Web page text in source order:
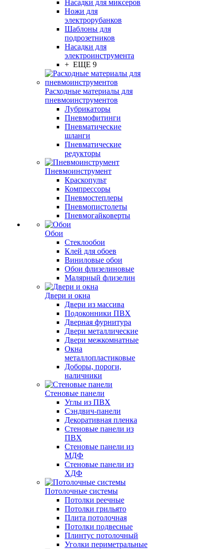
Насадки для миксеров
Ножи для
электрорубанков
Шаблоны для
подрозетников
Насадки для
электроинструмента
+ ЕЩЕ 9
Расходные материалы для
пневмоинструментов
Лубрикаторы
Пневмофитинги
Пневматические
шланги
Пневматические
редукторы
Пневмоинструмент
Краскопульт
Компрессоры
Пневмостеплеры
Пневмопистолеты
Пневмогайковерты
Обои
Стеклообои
Клей для обоев
Виниловые обои
Обои флизелиновые
Малярный флизелин
Двери и окна
Двери из массива
Подоконники ПВХ
Дверная фурнитура
Двери металлические
Двери межкомнатные
Окна
металлопластиковые
Доборы, пороги,
наличники
Стеновые панели
Углы из ПВХ
Сэндвич-панели
Декоративная пленка
Стеновые панели из
ПВХ
Стеновые панели из
МДФ
Стеновые панели из
ХДФ
Потолочные системы
Потолки реечные
Потолки грильято
Плита потолочная
Потолки подвесные
Плинтус потолочный
Уголки периметральные